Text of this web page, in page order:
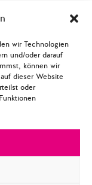
wir Technologien
und/oder darauf
können wir
dieser Website
oder